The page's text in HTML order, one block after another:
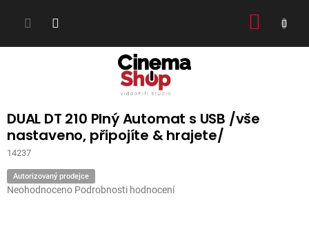
DUAL DT 210 Plný Automat s USB /vše
nastaveno, připojíte & hrajete/
14237
Autorizovaný prodejce
Průměrné
Neohodnoceno Podrobnosti hodnocení